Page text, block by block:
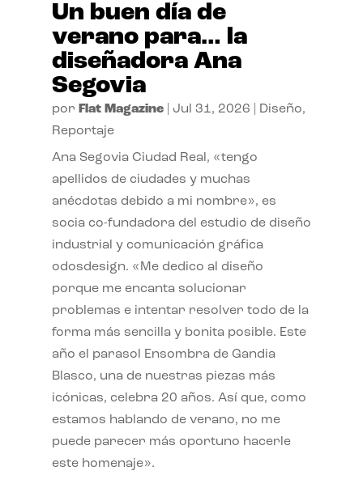
Un buen día de
verano para… la
diseñadora Ana
Segovia
por Flat Magazine| Jul 31, 2026 Diseño,
Reportaje
Ana Segovia Ciudad Real, «tengo
apellidos de ciudades y muchas
anécdotas debido a mi nombre», es
socia co-fundadora del estudio de diseño
industrial y comunicación gráfica
odosdesign. «Me dedico al diseño
porque me encanta solucionar
problemas e intentar resolver todo de la
forma más sencilla y bonita posible. Este
año el parasol Ensombra de Gandia
Blasco, una de nuestras piezas más
icónicas, celebra 20 años. Así que, como
estamos hablando de verano, no me
puede parecer más oportuno hacerle
este homenaje».